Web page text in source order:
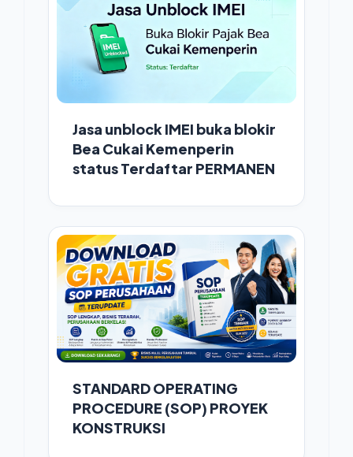
Jasa unblock IMEI buka blokir
Bea Cukai Kemenperin
status Terdaftar PERMANEN
STANDARD OPERATING
PROCEDURE (SOP) PROYEK
KONSTRUKSI